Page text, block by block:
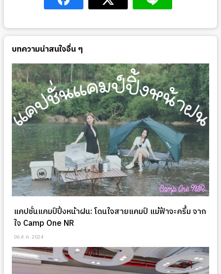
บทความน่าสนใจอื่น ๆ
แคปชั่นแคมป์ปิ้งหน้าฝน: โดนใจสายแคมป์ แม้ฟ้าจะครึ้ม จาก
ใจ Camp One NR
06 ส.ค. 2024